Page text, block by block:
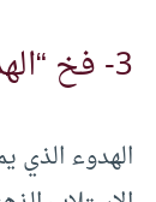
3- فخ “الهدوء الزائف” واغتراب الروح
الهدوء الذي